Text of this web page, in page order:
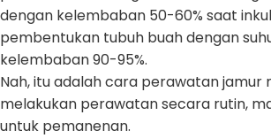
dengan kelembaban 50-60% saat
pembentukan tubuh buah dengan
kelembaban 90-95%.
Nah, itu adalah cara perawatan jamur
melakukan perawatan secara rutin,
untuk pemanenan.